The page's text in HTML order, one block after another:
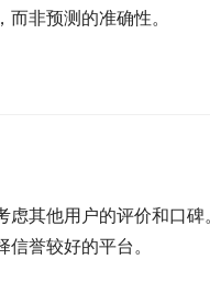
非预测的准确性。
其他用户的评价和口
誉较好的平台。